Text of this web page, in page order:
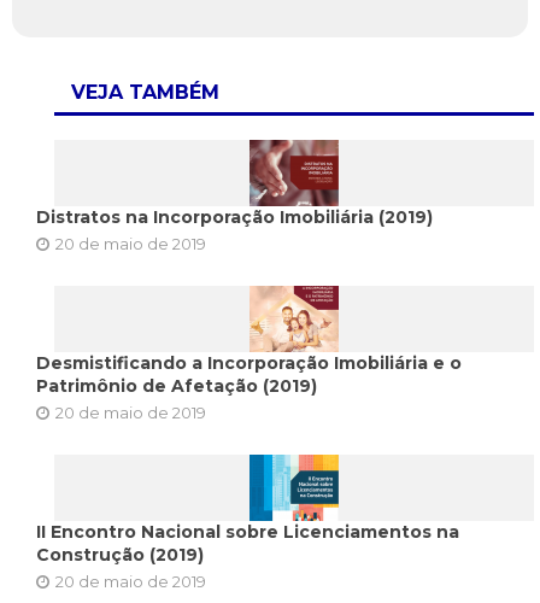
VEJA TAMBÉM
Distratos na Incorporação Imobiliária (2019)
20 de maio de 2019
Desmistificando a Incorporação Imobiliária e o
Patrimônio de Afetação (2019)
20 de maio de 2019
II Encontro Nacional sobre Licenciamentos na
Construção (2019)
20 de maio de 2019